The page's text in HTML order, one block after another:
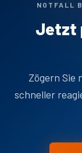
NOTFALL
Jetzt
Zögern Sie
schneller